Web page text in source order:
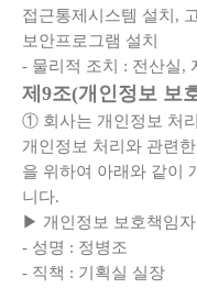
접근통제시스템 설치,
보안프로그램 설치
- 물리적 조치 : 전산실,
제9조(개인정보 보
① 회사는 개인정보 처
개인정보 처리와 관련
을 위하여 아래와 같이
니다.
▶ 개인정보 보호책임자
- 성명 : 정병조
- 직책 : 기획실 실장